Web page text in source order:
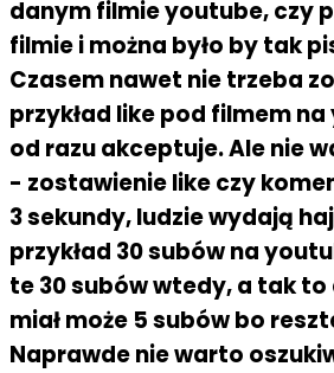
danym filmie youtube, czy
filmie i można było by tak
Czasem nawet nie trzeba
przykład like pod filmem
od razu akceptuje. Ale nie
- zostawienie like czy
3 sekundy, ludzie wydają
przykład 30 subów na
te 30 subów wtedy, a tak to
miał może 5 subów bo
Naprawde nie warto